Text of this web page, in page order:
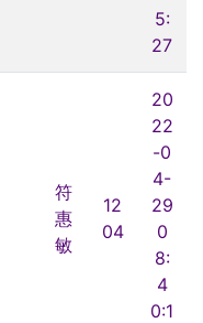
5:
27
符
惠
敏
12
04
20
22
-0
4-
29
0
8:
4
0:1